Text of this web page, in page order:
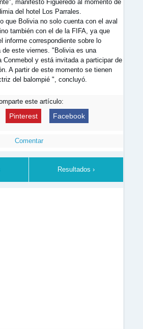
manifestó Figueredo al momento de
del hotel Los Parrales.
que Bolivia no solo cuenta con el aval
también con el de la FIFA, ya que
informe correspondiente sobre lo
de este viernes. "Bolivia es una
Conmebol y está invitada a participar de
A partir de este momento se tienen
del balompié ", concluyó.
este artículo:
Pinterest Facebook
Comentar
Resultados ›